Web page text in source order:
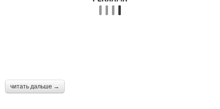
читать дальше →